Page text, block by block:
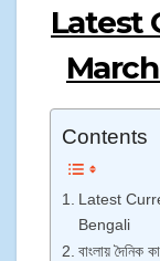
Latest
Contents
Latest
Bengali
বাংলায় দৈনিক